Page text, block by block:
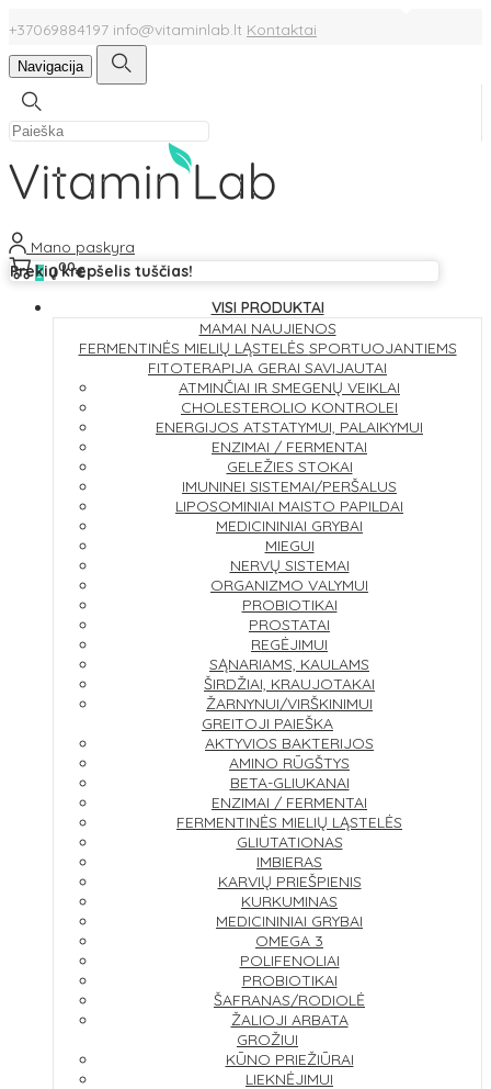
+37069884197 info@vitaminlab.lt Kontaktai
Navigacija
Mano paskyra
0 000€
Prekių krepšelis tuščias!
VISI PRODUKTAI
MAMAI NAUJIENOS
FERMENTINĖS MIELIŲ LĄSTELĖS SPORTUOJANTIEMS
FITOTERAPIJA GERAI SAVIJAUTAI
ATMINČIAI IR SMEGENŲ VEIKLAI
CHOLESTEROLIO KONTROLEI
ENERGIJOS ATSTATYMUI, PALAIKYMUI
ENZIMAI / FERMENTAI
GELEŽIES STOKAI
IMUNINEI SISTEMAI/PERŠALUS
LIPOSOMINIAI MAISTO PAPILDAI
MEDICININIAI GRYBAI
MIEGUI
NERVŲ SISTEMAI
ORGANIZMO VALYMUI
PROBIOTIKAI
PROSTATAI
REGĖJIMUI
SĄNARIAMS, KAULAMS
ŠIRDŽIAI, KRAUJOTAKAI
ŽARNYNUI/VIRŠKINIMUI
GREITOJI PAIEŠKA
AKTYVIOS BAKTERIJOS
AMINO RŪGŠTYS
BETA-GLIUKANAI
ENZIMAI / FERMENTAI
FERMENTINĖS MIELIŲ LĄSTELĖS
GLIUTATIONAS
IMBIERAS
KARVIŲ PRIEŠPIENIS
KURKUMINAS
MEDICININIAI GRYBAI
OMEGA 3
POLIFENOLIAI
PROBIOTIKAI
ŠAFRANAS/RODIOLĖ
ŽALIOJI ARBATA
GROŽIUI
KŪNO PRIEŽIŪRAI
LIEKNĖJIMUI